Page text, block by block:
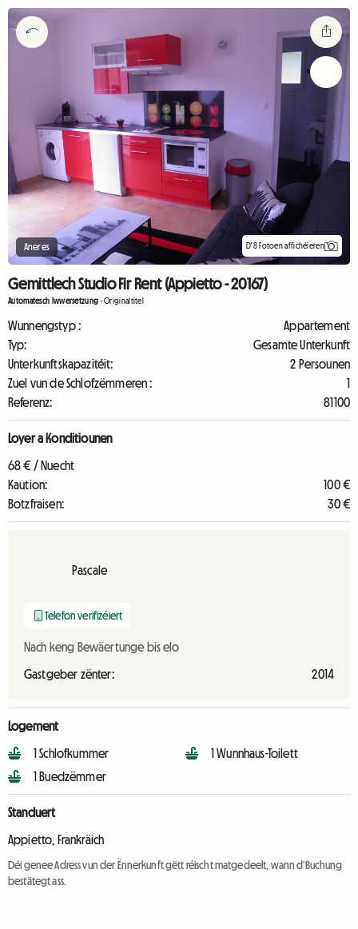
Aneres D'8 Fotoen affichéieren
Gemittlech Studio Fir Rent (Appietto - 20167)
Automatesch Iwwersetzung -Originaltitel
Wunnengstyp :
Appartement
Typ:
Gesamte Unterkunft
Unterkunftskapazitéit:
2 Persounen
Zuel vun de Schlofzëmmeren :
1
Referenz:
81100
Loyer a Konditiounen
68 € / Nuecht
Kaution:
100 €
Botzfraisen:
30 €
Pascale
Telefon verifizéiert
Nach keng Bewäertunge bis elo
Gastgeber zënter: 2014
Logement
1 Schlofkummer
1 Buedzëmmer
1 Wunnhaus-Toilett
Standuert
Appietto, Frankräich
Déi genee Adress vun der Ënnerkunft gëtt réischt matgedeelt, wann d'Buchung
bestätegt ass.